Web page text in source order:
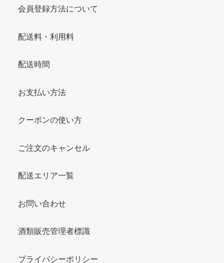
会員登録方法について
配送料・利用料
配送時間
お支払い方法
クーポンの使い方
ご注文のキャンセル
配送エリア一覧
お問い合わせ
酒類販売管理者標識
プライバシーポリシー